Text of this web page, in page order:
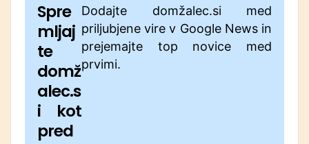
Spre
mljaj
te
domž
alec.s
i kot
pred
Dodajte domžalec.si med
priljubjene vire v Google News in
prejemajte top novice med
prvimi.